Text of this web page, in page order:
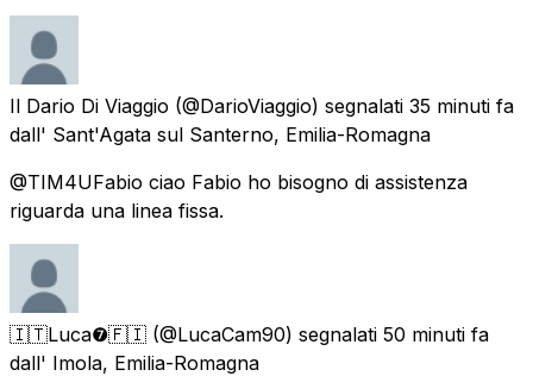
Il Dario Di Viaggio (@DarioViaggio) segnalati 35 minuti fa
dall' Sant'Agata sul Santerno, Emilia-Romagna
@TIM4UFabio ciao Fabio ho bisogno di assistenza
riguarda una linea fissa.
🇮🇹Luca❼🇫🇮 (@LucaCam90) segnalati 50 minuti fa
dall' Imola, Emilia-Romagna